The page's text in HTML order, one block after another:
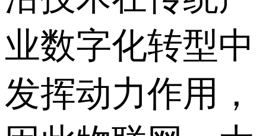
业数字化转型中
发挥动力作用，